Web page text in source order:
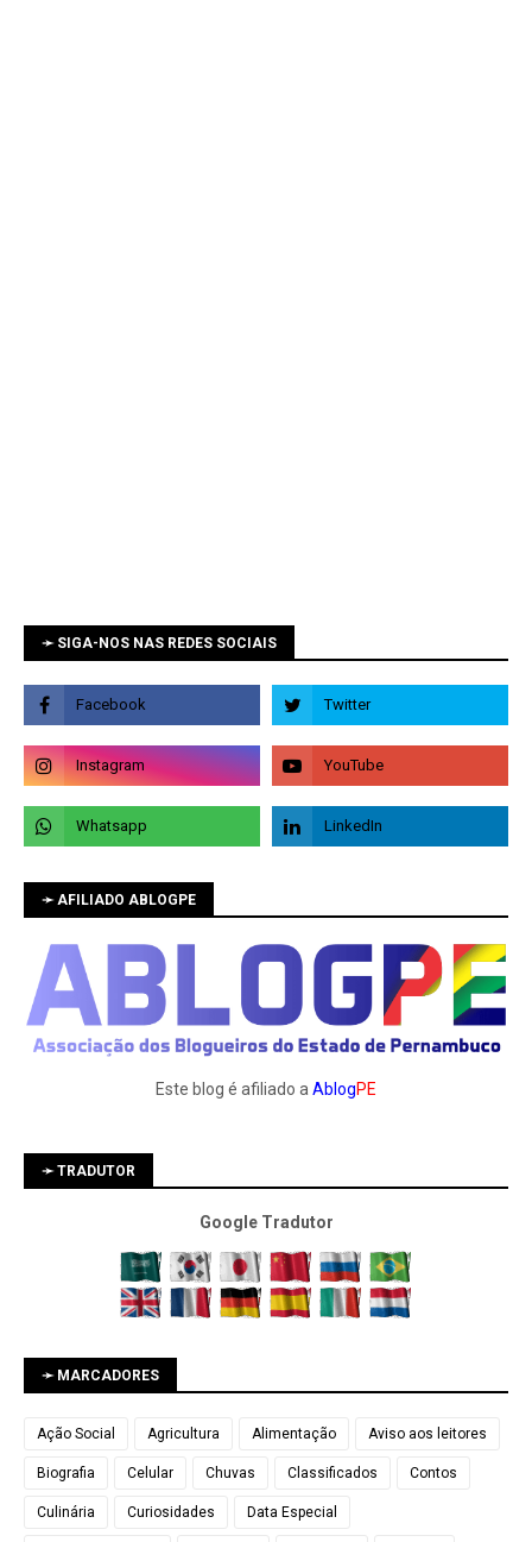
➛ SIGA-NOS NAS REDES SOCIAIS
➛ AFILIADO ABLOGPE
Este blog é afiliado aAblogPE
➛ TRADUTOR
Google Tradutor
➛ MARCADORES
Ação Social Agricultura Alimentação Aviso aos leitores
Biografia Celular Chuvas Classificados Contos
Culinária Curiosidades Data Especial